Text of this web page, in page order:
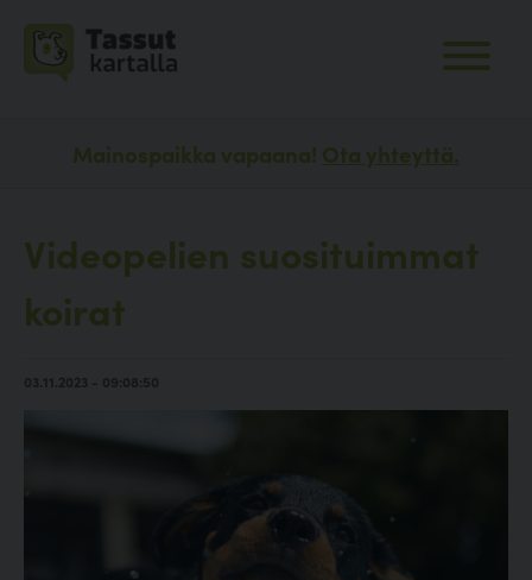
Mainospaikka vapaana! Ota yhteyttä.
Videopelien suosituimmat
koirat